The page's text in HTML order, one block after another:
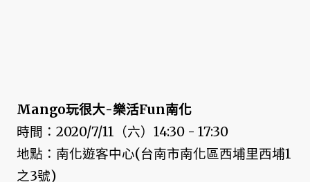
Mango玩很大-樂活Fun南化
時間：2020/7/11（六）14:30 - 17:30
地點：南化遊客中心(台南市南化區西埔里西埔1
之3號)